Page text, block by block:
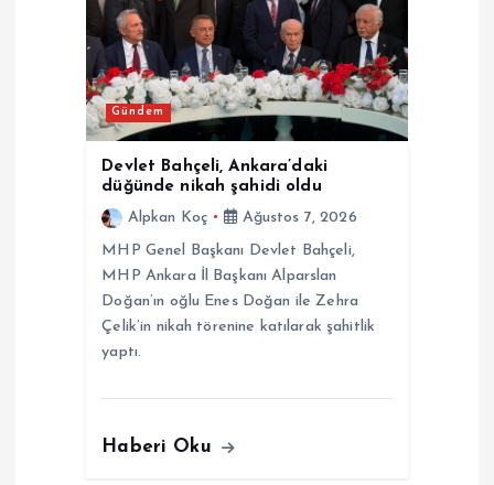
Gündem
Devlet Bahçeli, Ankara’daki
düğünde nikah şahidi oldu
Alpkan Koç
Ağustos 7, 2026
MHP Genel Başkanı Devlet Bahçeli,
MHP Ankara İl Başkanı Alparslan
Doğan’ın oğlu Enes Doğan ile Zehra
Çelik’in nikah törenine katılarak şahitlik
yaptı.
Haberi Oku